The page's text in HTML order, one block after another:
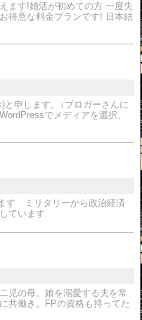
ます!婚活が初めての方 一度失
得意な料金プランです! 日本結
と申します。↓ブロガーさんに
でメディアを選択、
す ミリタリーから政治経済
ています
児の母。娘を溺愛する夫を常
共働き。FPの資格も持ってた